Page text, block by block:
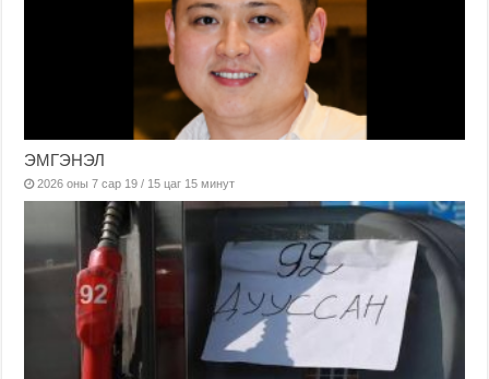
ЭМГЭНЭЛ
2026 оны 7 сар 19 / 15 цаг 15 минут